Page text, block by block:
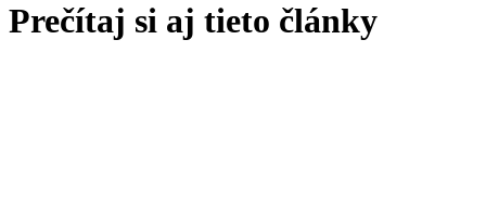
Prečítaj si aj tieto články